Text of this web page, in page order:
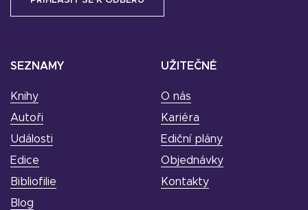
SEZNAMY
Knihy
Autoři
Události
Edice
Bibliofilie
Blog
UŽITEČNÉ
O nás
Kariéra
Ediční plány
Objednávky
Kontakty